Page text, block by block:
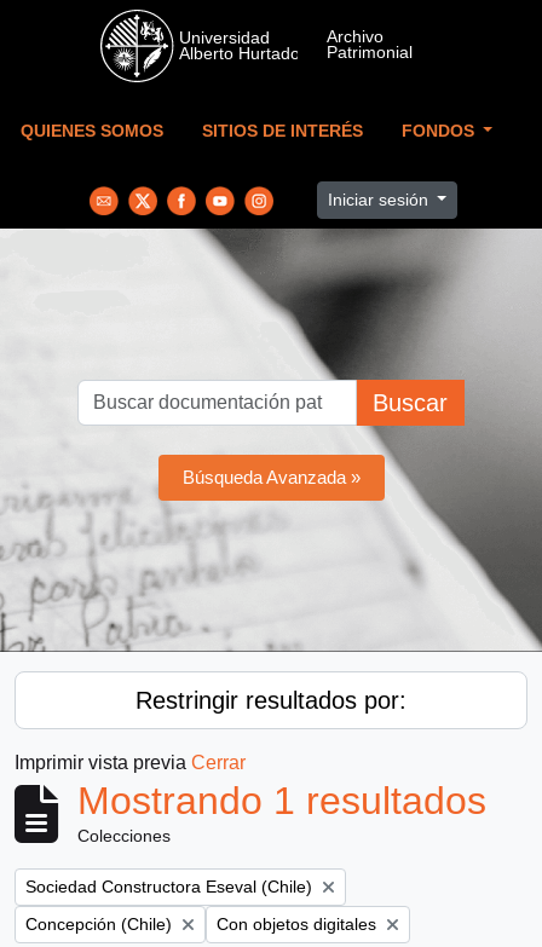
Skip to main content
QUIENES SOMOS SITIOS DE INTERÉS FONDOS
Iniciar sesión
Buscar
Búsqueda Avanzada »
Restringir resultados por:
Imprimir vista previa Cerrar
Mostrando 1 resultados
Colecciones
Remove filter:
Sociedad Constructora Eseval (Chile)
Remove filter:
Concepción (Chile) Remove filter:
Con objetos digitales